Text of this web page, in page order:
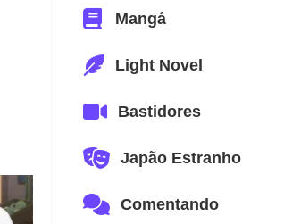
Mangá
Light Novel
Bastidores
Japão Estranho
Comentando